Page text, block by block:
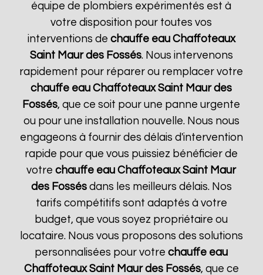
équipe de plombiers expérimentés est à
votre disposition pour toutes vos
interventions de chauffe eau Chaffoteaux
Saint Maur des Fossés. Nous intervenons
rapidement pour réparer ou remplacer votre
chauffe eau Chaffoteaux Saint Maur des
Fossés, que ce soit pour une panne urgente
ou pour une installation nouvelle. Nous nous
engageons à fournir des délais d'intervention
rapide pour que vous puissiez bénéficier de
votrechauffe eau Chaffoteaux Saint Maur
des Fossésdans les meilleurs délais. Nos
tarifs compétitifs sont adaptés à votre
budget, que vous soyez propriétaire ou
locataire. Nous vous proposons des solutions
personnalisées pour votrechauffe eau
Chaffoteaux Saint Maur des Fossés, que ce